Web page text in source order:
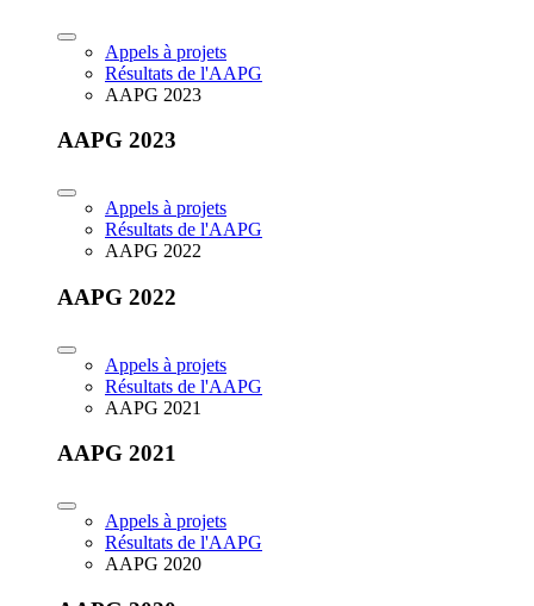
Appels à projets
Résultats de l'AAPG
AAPG 2023
AAPG 2023
Appels à projets
Résultats de l'AAPG
AAPG 2022
AAPG 2022
Appels à projets
Résultats de l'AAPG
AAPG 2021
AAPG 2021
Appels à projets
Résultats de l'AAPG
AAPG 2020